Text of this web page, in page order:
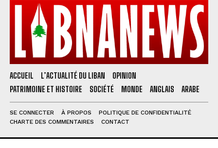
ACCUEIL L’ACTUALITÉ DU LIBAN
OPINION
PATRIMOINE ET HISTOIRE
SOCIÉTÉ MONDE ANGLAIS ARABE
SE CONNECTER À PROPOS
POLITIQUE DE CONFIDENTIALITÉ
CHARTE DES COMMENTAIRES
CONTACT